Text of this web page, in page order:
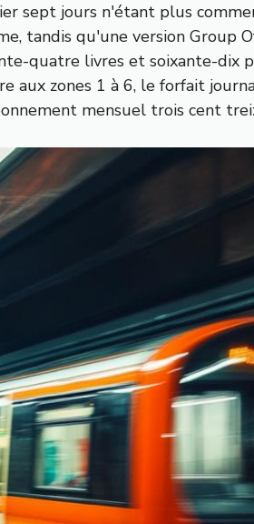
sept jours n'étant plus
tandis qu'une version Group
quatre livres et soixante-dix
aux zones 1 à 6, le forfait
mensuel trois cent